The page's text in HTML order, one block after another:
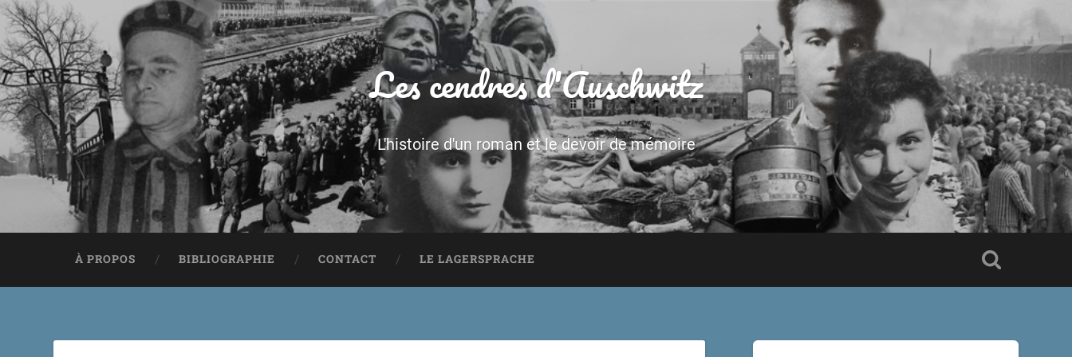
Les cendres d'Auschwitz
L'histoire d'un roman et le devoir de mémoire
À PROPOS BIBLIOGRAPHIE CONTACT LE LAGERSPRACHE